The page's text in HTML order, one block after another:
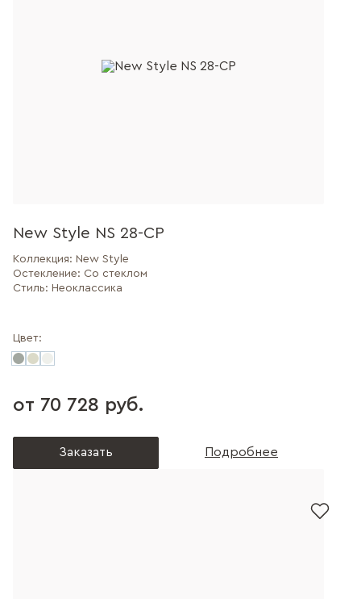
New Style NS 28-CP
Коллекция: New Style
Остекление: Со стеклом
Стиль: Неоклассика
Цвет:
от 70 728 руб.
Заказать Подробнее